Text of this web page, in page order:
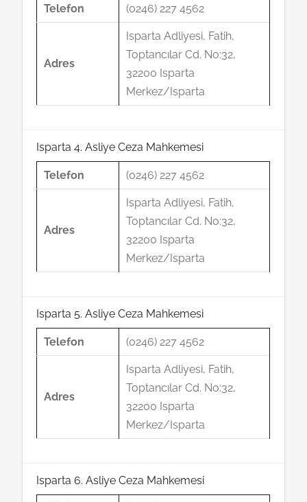
Telefon (0246) 227 4562
Adres
Isparta Adliyesi, Fatih,
Toptancılar Cd. No:32,
32200 Isparta
Merkez/Isparta
Isparta 4. Asliye Ceza Mahkemesi
Telefon (0246) 227 4562
Adres
Isparta Adliyesi, Fatih,
Toptancılar Cd. No:32,
32200 Isparta
Merkez/Isparta
Isparta 5. Asliye Ceza Mahkemesi
Telefon (0246) 227 4562
Adres
Isparta Adliyesi, Fatih,
Toptancılar Cd. No:32,
32200 Isparta
Merkez/Isparta
Isparta 6. Asliye Ceza Mahkemesi